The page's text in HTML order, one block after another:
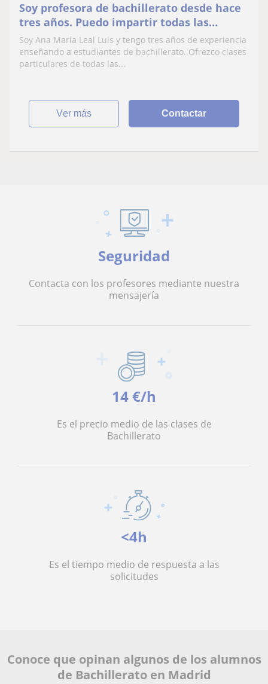
Soy profesora de bachillerato desde hace
tres años. Puedo impartir todas las
materias que sean necesarias
Soy Ana María Leal Luis y tengo tres años de experiencia
enseñando a estudiantes de bachillerato. Ofrezco clases
particulares de todas las...
ver más Contactar
Seguridad
Contacta con los profesores mediante nuestra
mensajería
14 €/h
Es el precio medio de las clases de
Bachillerato
<4h
Es el tiempo medio de respuesta a las
solicitudes
Conoce que opinan algunos de los alumnos
de Bachillerato en Madrid